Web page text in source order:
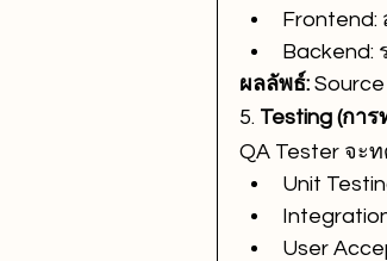
Frontend:
Backend:
ผลลัพธ์:
5. Testing (กา
QA Tester จะ
Unit
User